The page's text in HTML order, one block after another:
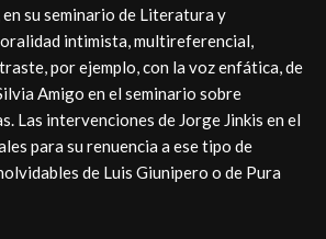
su seminario de Literatura y
intimista, multireferencial,
por ejemplo, con la voz enfática, de
Amigo en el seminario sobre
Las intervenciones de Jorge Jinkis en el
para su renuencia a ese tipo de
de Luis Giunipero o de Pura